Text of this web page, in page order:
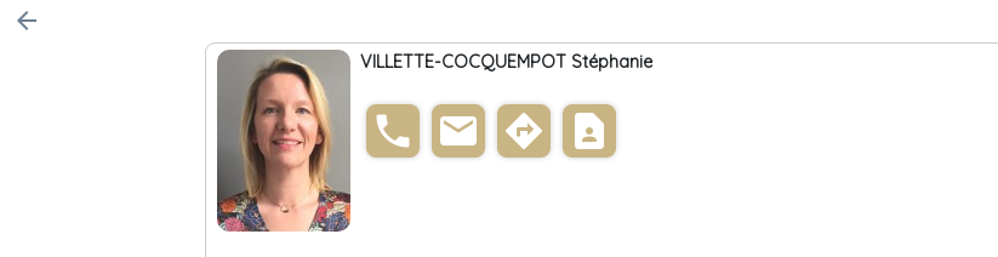
arrow_back
VILLETTE-COCQUEMPOT Stéphanie
phone email directions contact_page